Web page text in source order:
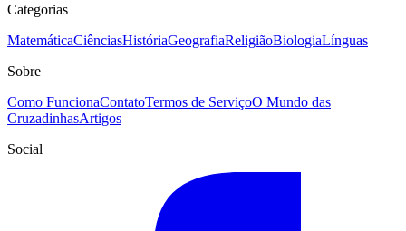
Categorias
MatemáticaCiênciasHistóriaGeografiaReligiãoBiologiaLínguas
Sobre
Como FuncionaContatoTermos de ServiçoO Mundo das
CruzadinhasArtigos
Social